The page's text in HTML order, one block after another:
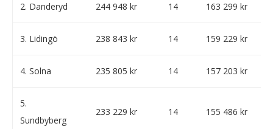
2. Danderyd 244 948 kr 14 163 299 kr
3. Lidingö 238 843 kr 14 159 229 kr
4. Solna 235 805 kr 14 157 203 kr
5.
Sundbyberg
233 229 kr 14 155 486 kr